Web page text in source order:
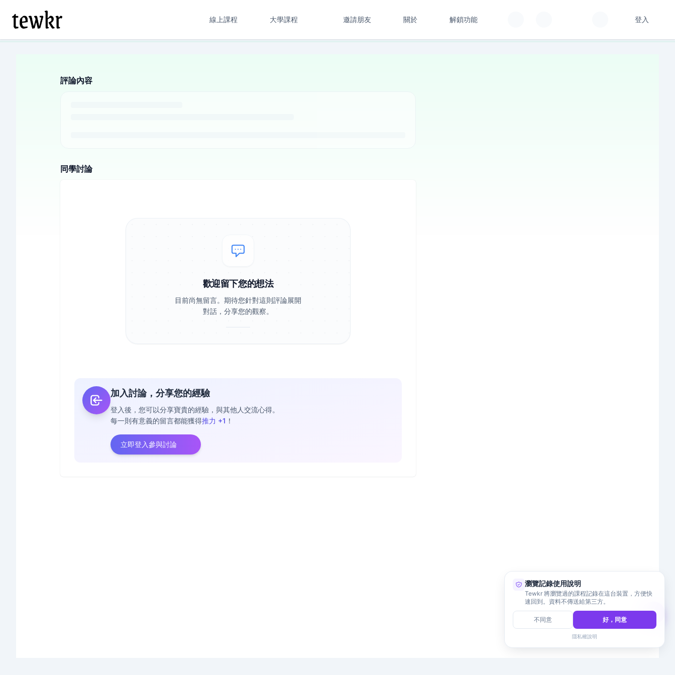
線上課程 大學課程 邀請朋友 關於 解鎖功能 登入
評論內容
同學討論
歡迎留下您的想法
目前尚無留言。期待您針對這則評論展開
對話，分享您的觀察。
加入討論，分享您的經驗
登入後，您可以分享寶貴的經驗，與其他人交流心得。
每一則有意義的留言都能獲得推力 +1 ！
立即登入參與討論
瀏覽記錄使用說明
Tewkr 將瀏覽過的課程記錄在這台裝置，方便快
速回到。資料不傳送給第三方。
不同意 好，同意
隱私權說明